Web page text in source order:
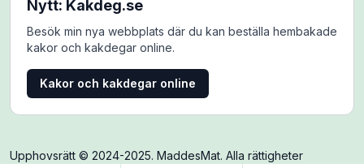
Nytt: Kakdeg.se
Besök min nya webbplats där du kan beställa hembakade
kakor och kakdegar online.
Kakor och kakdegar online
Upphovsrätt © 2024-2025. MaddesMat. Alla rättigheter